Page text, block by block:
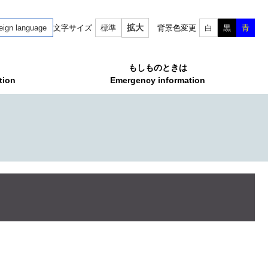
language 文字サイズ 標準 拡大 背景色変更 白 黒 青
もしものときは
Emergency information